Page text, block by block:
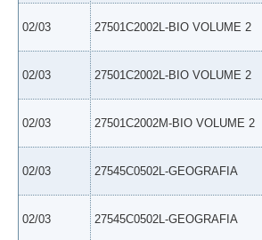
02/03 27501C2002L-BIO VOLUME 2
02/03 27501C2002L-BIO VOLUME 2
02/03 27501C2002M-BIO VOLUME 2
02/03 27545C0502L-GEOGRAFIA
02/03 27545C0502L-GEOGRAFIA